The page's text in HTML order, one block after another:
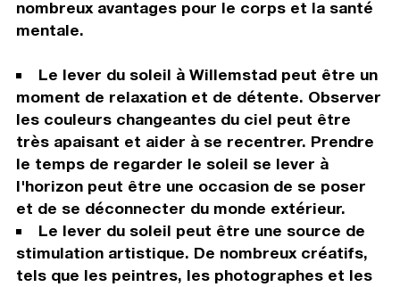
nombreux avantages pour le corps et la santé
mentale.
Le lever du soleil à Willemstad peut être un
moment de relaxation et de détente. Observer
les couleurs changeantes du ciel peut être
très apaisant et aider à se recentrer. Prendre
le temps de regarder le soleil se lever à
l'horizon peut être une occasion de se poser
et de se déconnecter du monde extérieur.
Le lever du soleil peut être une source de
stimulation artistique. De nombreux créatifs,
tels que les peintres, les photographes et les